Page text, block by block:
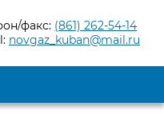
факс: (861) 262-54-14
novgaz_kuban@mail.ru